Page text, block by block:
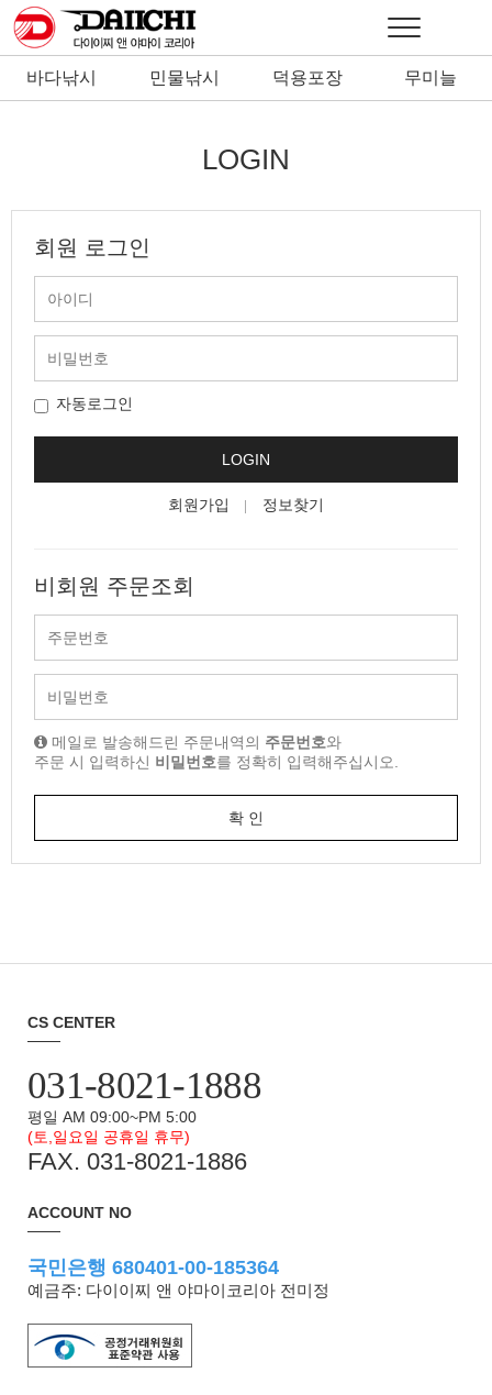
바다낚시 민물낚시 덕용포장 무미늘
LOGIN
회원 로그인
자동로그인
LOGIN
회원가입 정보찾기
비회원 주문조회
메일로 발송해드린 주문내역의 주문번호와
주문 시 입력하신 비밀번호를 정확히 입력해주십시오.
확 인
CS CENTER
031-8021-1888
평일 AM 09:00~PM 5:00
(토,일요일 공휴일 휴무)
FAX. 031-8021-1886
ACCOUNT NO
국민은행 680401-00-185364
예금주: 다이이찌 앤 야마이코리아 전미정